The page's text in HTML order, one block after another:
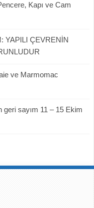
Kapı ve Cam
YAPILI ÇEVRENİN
ve Marmomac
geri sayım 11 – 15 Ekim